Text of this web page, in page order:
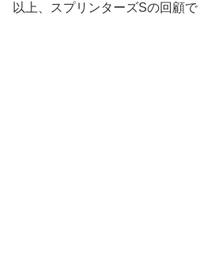
以上、スプリンターズSの回顧で